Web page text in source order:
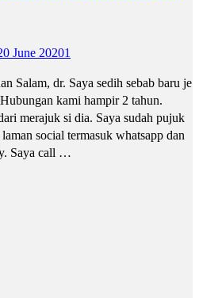
June 20201
Salam, dr. Saya sedih sebab baru je
kami hampir 2 tahun.
merajuk si dia. Saya sudah pujuk
social termasuk whatsapp dan
Saya call …